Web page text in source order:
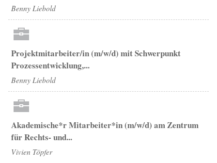
Benny Liebold
Projektmitarbeiter/in (m/w/d) mit Schwerpunkt
Prozessentwicklung,...
Benny Liebold
Akademische*r Mitarbeiter*in (m/w/d) am Zentrum
für Rechts- und...
Vivien Töpfer